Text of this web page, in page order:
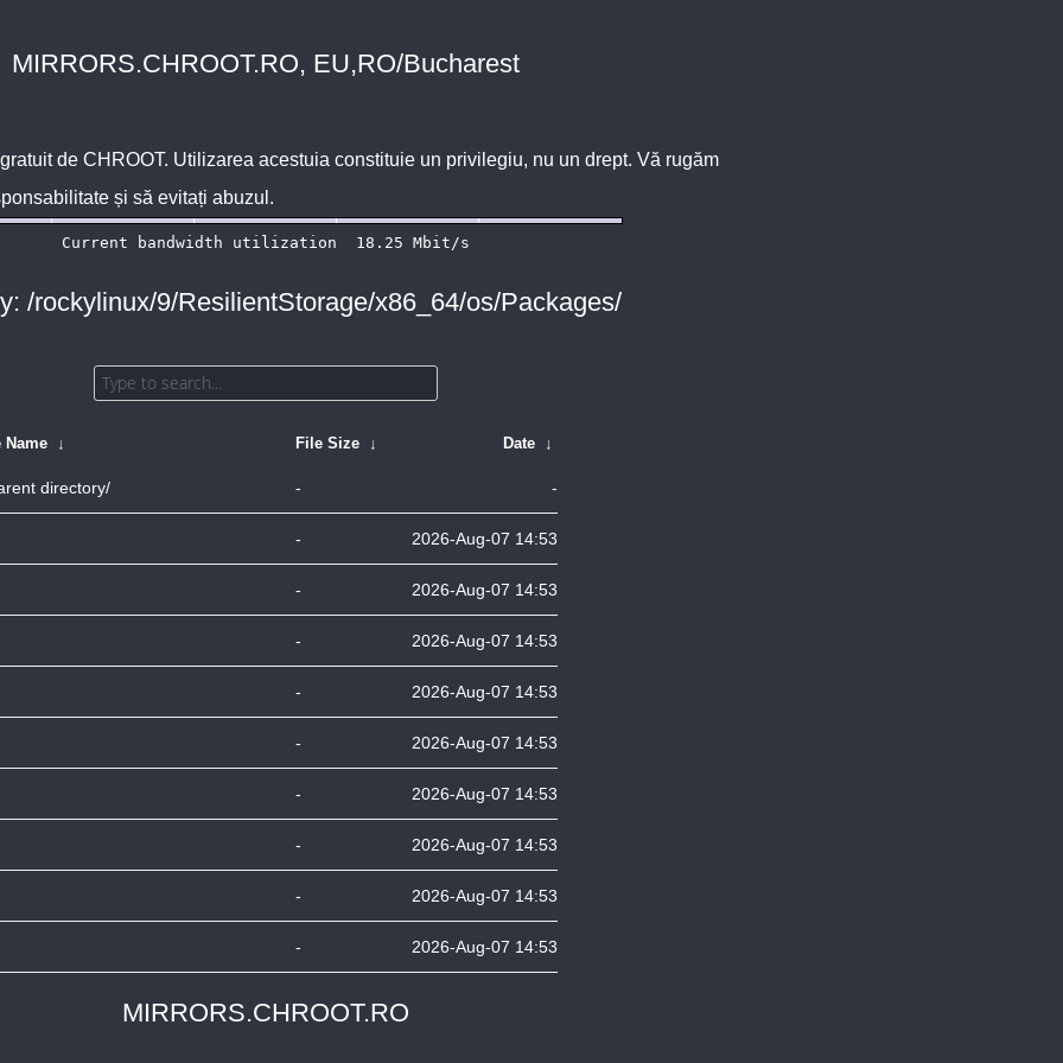
MIRRORS.CHROOT.RO, EU,RO/Bucharest
de CHROOT. Utilizarea acestuia constituie un privilegiu, nu un drept. Vă rugăm
și să evitați abuzul.
/rockylinux/9/ResilientStorage/x86_64/os/Packages/
Name ↓ File Size ↓ Date ↓
directory/ - -
- 2026-Aug-07 14:53
- 2026-Aug-07 14:53
- 2026-Aug-07 14:53
- 2026-Aug-07 14:53
- 2026-Aug-07 14:53
- 2026-Aug-07 14:53
- 2026-Aug-07 14:53
- 2026-Aug-07 14:53
- 2026-Aug-07 14:53
MIRRORS.CHROOT.RO